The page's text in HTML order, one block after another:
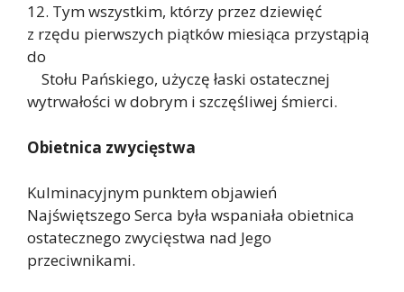
12. Tym wszystkim, którzy przez dziewięć
z rzędu pierwszych piątków miesiąca przystąpią
do
Stołu Pańskiego, użyczę łaski ostatecznej
wytrwałości w dobrym i szczęśliwej śmierci.
Obietnica zwycięstwa
Kulminacyjnym punktem objawień
Najświętszego Serca była wspaniała obietnica
ostatecznego zwycięstwa nad Jego
przeciwnikami.